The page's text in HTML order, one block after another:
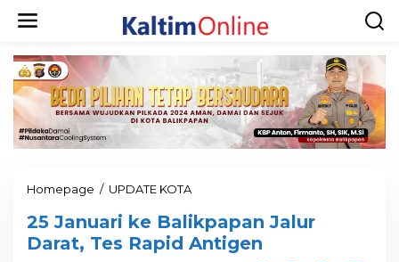
Homepage / UPDATE KOTA
25 Januari ke Balikpapan Jalur
Darat, Tes Rapid Antigen